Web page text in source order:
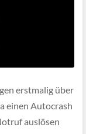
erstmalig über
einen Autocrash
auslösen